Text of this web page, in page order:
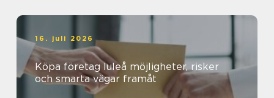
16. juli 2026
Köpa företag luleå möjligheter, risker
och smarta vägar framåt